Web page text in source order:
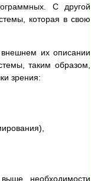
С другой
которая в свою
внешнем их описании
таким образом,
зрения:
необходимости